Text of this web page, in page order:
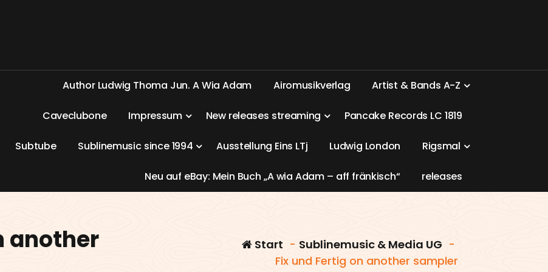
Author Ludwig Thoma Jun. AWia Adam Airomusikverlag Artist & Bands A-Z
Caveclubone Impressum New releases streaming Pancake Records LC 1819
Subtube Sublinemusic since1994 Ausstellung Eins LTj Ludwig London Rigsmal
Neu auf eBay: Mein Buch „Awia Adam – aff fränkisch“ releases
another
Start - Sublinemusic & Media UG -
Fix und Fertig on another sampler